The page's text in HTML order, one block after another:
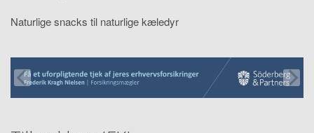
Naturlige snacks til naturlige kæledyr